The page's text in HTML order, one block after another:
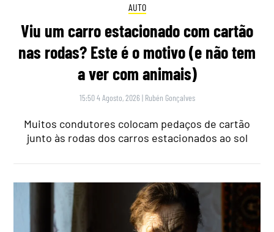
AUTO
Viu um carro estacionado com cartão
nas rodas? Este é o motivo (e não tem
a ver com animais)
15:50 4 Agosto, 2026 | Rubén Gonçalves
Muitos condutores colocam pedaços de cartão
junto às rodas dos carros estacionados ao sol